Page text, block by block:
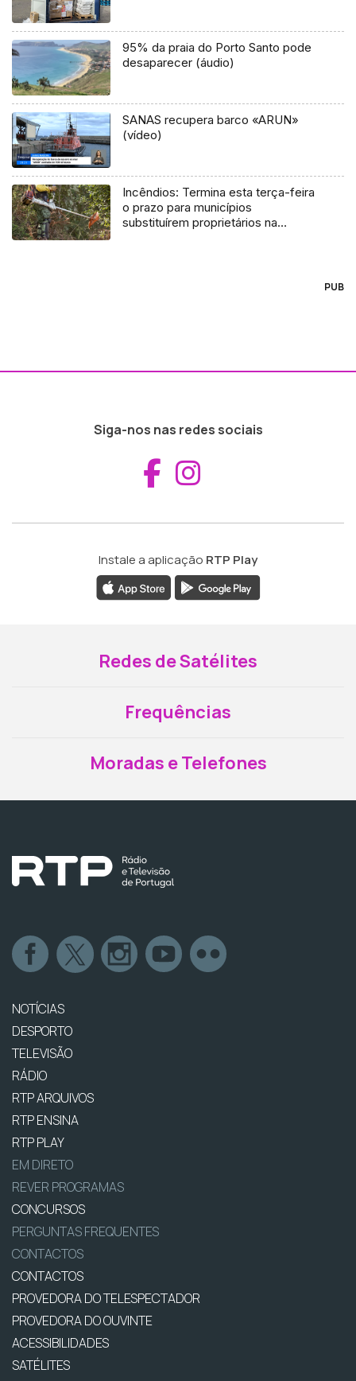
95% da praia do Porto Santo pode
desaparecer (áudio)
SANAS recupera barco «ARUN»
(vídeo)
Incêndios: Termina esta terça-feira
o prazo para municípios
substituírem proprietários na
PUB
Siga-nos nas redes sociais
Aceder ao
Instale a aplicação RTP Play
Redes de Satélites
Frequências
Moradas e Telefones
NOTÍCIAS
DESPORTO
TELEVISÃO
RÁDIO
RTP ARQUIVOS
RTP ENSINA
RTP PLAY
EM DIRETO
REVER PROGRAMAS
CONCURSOS
PERGUNTAS FREQUENTES
CONTACTOS
CONTACTOS
PROVEDORA DO TELESPECTADOR
PROVEDORA DO OUVINTE
ACESSIBILIDADES
SATÉLITES